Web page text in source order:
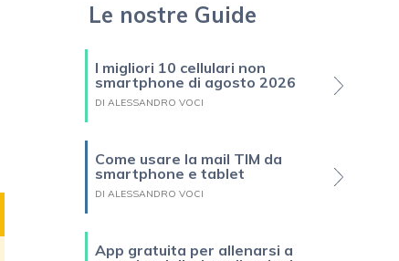
Le nostre Guide
I migliori 10 cellulari non
smartphone di agosto 2026
DI ALESSANDRO VOCI
Come usare la mail TIM da
smartphone e tablet
DI ALESSANDRO VOCI
App gratuita per allenarsi a